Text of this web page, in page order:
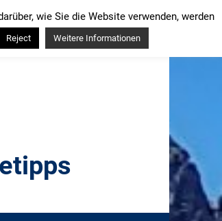
wie Sie die Website verwenden, werden
Reject Weitere Informationen